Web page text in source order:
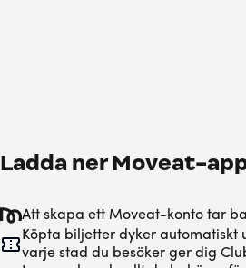
Ladda ner Moveat-
Att skapa ett Moveat-konto tar
Köpta biljetter dyker automatiskt
varje stad du besöker ger dig